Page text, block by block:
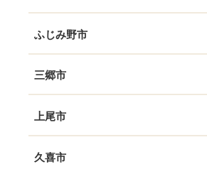
ふじみ野市
三郷市
上尾市
久喜市